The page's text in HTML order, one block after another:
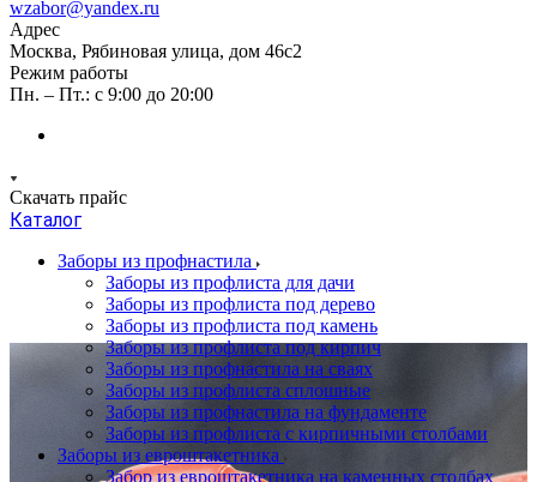
wzabor@yandex.ru
Адрес
Москва, Рябиновая улица, дом 46с2
Режим работы
Пн. – Пт.: с 9:00 до 20:00
Скачать прайс
Каталог
Заборы из профнастила
Заборы из профлиста для дачи
Заборы из профлиста под дерево
Заборы из профлиста под камень
Заборы из профлиста под кирпич
Заборы из профнастила на сваях
Заборы из профлиста сплошные
Заборы из профнастила на фундаменте
Заборы из профлиста с кирпичными столбами
Заборы из евроштакетника
Забор из евроштакетника на каменных столбах